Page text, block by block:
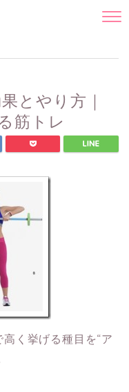
とやり方｜
筋トレ
く挙げる種目を“ア